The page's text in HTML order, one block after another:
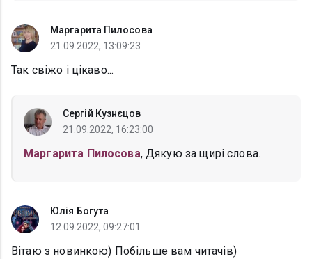
Маргарита Пилосова
21.09.2022, 13:09:23
Так свіжо і цікаво...
Сергій Кузнєцов
21.09.2022, 16:23:00
Маргарита Пилосова, Дякую за щирі слова.
Юлія Богута
12.09.2022, 09:27:01
Вітаю з новинкою) Побільше вам читачів)